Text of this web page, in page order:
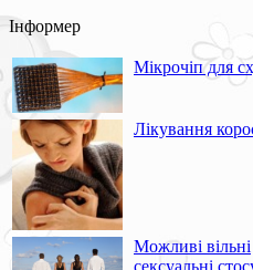
Інформер
Мікрочіп для
Лікування
Можливі вільні